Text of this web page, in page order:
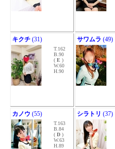
キクチ (31)
T.162
B.90
( E )
W.60
H.90
サワムラ (49)
カノウ (55)
T.163
B.84
( D )
W.63
H.89
シラトリ (37)